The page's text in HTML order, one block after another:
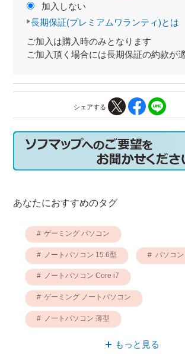
加入しない
長期保証(プレミアムワランティ)とは
ご加入は購入時のみとなります
ご加入頂く場合には長期保証の約款が
シェアする
あなたにおすすめのタグ
ゲーミング パソコン
ノートパソコン 15.6型 パソコ
ノートパソコン Core i7
ゲーミング ノートパソコン
ノートパソコン 薄型
ゲーミングノートPC Core i7
もっと見る